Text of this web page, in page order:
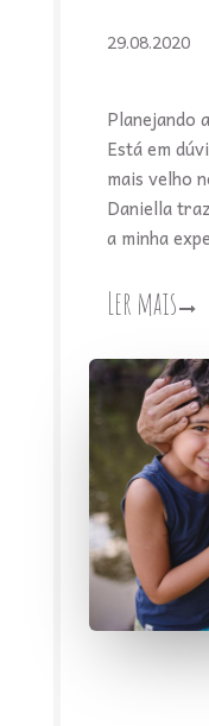
29.08.2020
Planejando
Está em
mais velho
Daniella
a minha
Ler mais